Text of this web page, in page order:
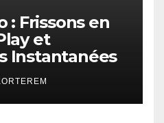
: Frissons en
et
Instantanées